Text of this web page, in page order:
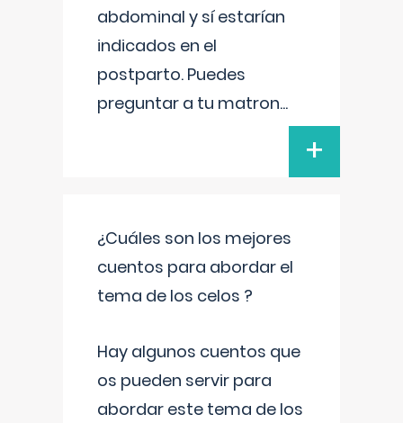
abdominal y sí estarían
indicados en el
postparto. Puedes
preguntar a tu matron...
+
¿Cuáles son los mejores
cuentos para abordar el
tema de los celos ?
Hay algunos cuentos que
os pueden servir para
abordar este tema de los